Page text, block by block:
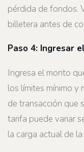
pérdida de fondos.
billetera antes de
Paso 4: Ingresar
Ingresa el monto
los límites mínimo y
de transacción que
tarifa puede variar
la carga actual de la